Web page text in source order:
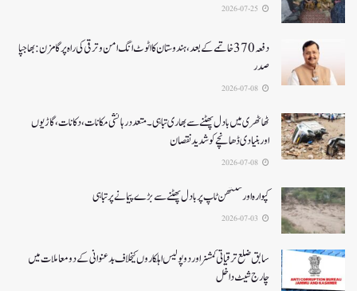
دفعہ370 خاتمے کے بعد،ہندوستان کا اٹوٹ انگ امن و ترقی کی راہ پر گامزن : بھاجپا
صدر
ٹھاٹھری میں بادل پھٹنے سے بھاری تباہی۔متعددرہائشی مکانات، دکانات، گاڑیوں
اوربنیادی ڈھانچے کو شدید نقصان
کپوارہ اور سنتھن ٹاپ پر بادل پھٹنے سے بڑے پیمانے پرتباہی
سابق ضلع ترقیاتی کمشنر اور دو پولیس اہلکاروں کیخلاف بدعنوانی کے دو معاملات میں
چارج شیٹ داخل